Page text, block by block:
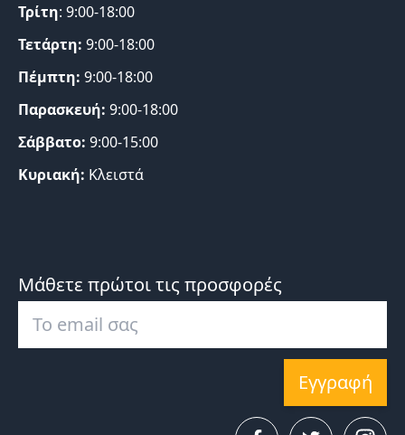
Τρίτη: 9:00-18:00
Τετάρτη: 9:00-18:00
Πέμπτη: 9:00-18:00
Παρασκευή: 9:00-18:00
Σάββατο: 9:00-15:00
Κυριακή: Κλειστά
Μάθετε πρώτοι τις προσφορές
Εγγραφή